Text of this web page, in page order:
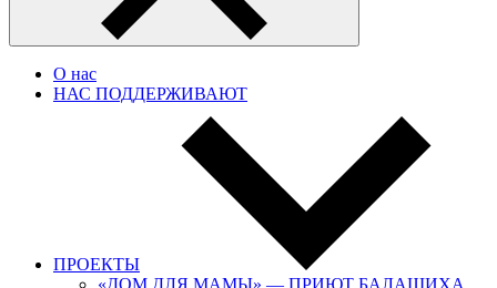
О нас
НАС ПОДДЕРЖИВАЮТ
ПРОЕКТЫ
«ДОМ ДЛЯ МАМЫ» — ПРИЮТ БАЛАШИХА